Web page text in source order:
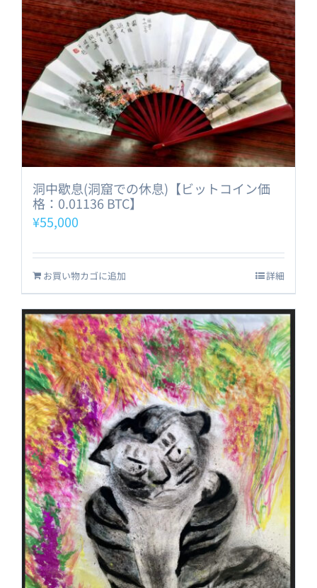
洞中歇息(洞窟での休息)【ビットコイン価
格：0.01136 BTC】
¥55,000
お買い物カゴに追加 詳細